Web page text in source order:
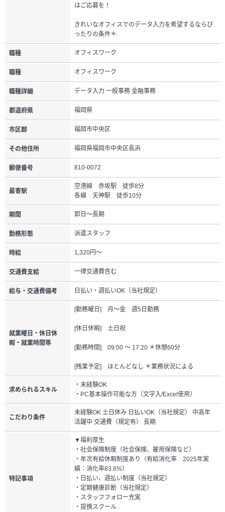
はご応募を！
きれいなオフィスでのデータ入力を希望するならぴ
ったりの条件＊
職種 オフィスワーク
職種 オフィスワーク
職種詳細 データ入力 一般事務 金融事務
都道府県 福岡県
市区郡 福岡市中央区
その他住所 福岡県福岡市中央区長浜
郵便番号 810-0072
最寄駅
空港線 赤坂駅 徒歩8分
各線 天神駅 徒歩10分
期間 即日～長期
勤務形態 派遣スタッフ
時給 1,320円～
交通費支給 一律交通費含む
給与・交通費備考 日払い・週払いOK（当社規定）
就業曜日・休日休
暇・就業時間等
[勤務曜日] 月～金 週5日勤務
[休日休暇] 土日祝
[勤務時間] 09:00 ～ 17:20 ＊休憩60分
[残業予定] ほとんどなし ＊業務状況による
求められるスキル
・未経験OK
・PC基本操作可能な方（文字入/Excel使用）
こだわり条件
未経験OK 土日休み 日払いOK（当社規定） 中高年
活躍中 交通費（規定有） 長期
特記事項
▼福利厚生
・社会保険制度（社会保険、雇用保険など）
・年次有給休暇制度あり（有給消化率 2025年実
績：消化率83.6%）
・日払い、週払い制度（当社規定）
・定期健康診断（当社規定）
・スタッフフォロー充実
・提携スクール